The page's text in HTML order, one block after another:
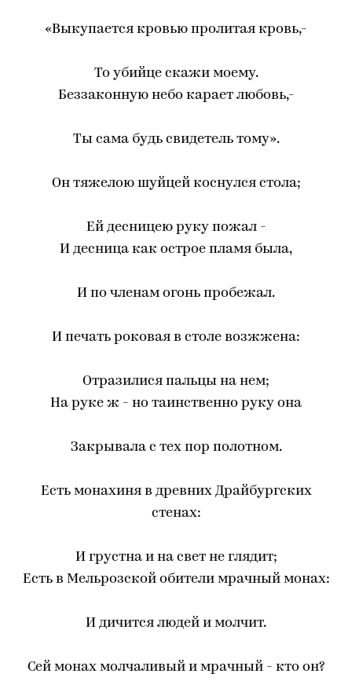
«Выкупается кровью пролитая кровь,-
То убийце скажи моему.
Беззаконную небо карает любовь,-
Ты сама будь свидетель тому».
Он тяжелою шуйцей коснулся стола;
Ей десницею руку пожал -
И десница как острое пламя была,
И по членам огонь пробежал.
И печать роковая в столе возжжена:
Отразилися пальцы на нем;
На руке ж - но таинственно руку она
Закрывала с тех пор полотном.
Есть монахиня в древних Драйбургских
стенах:
И грустна и на свет не глядит;
Есть в Мельрозской обители мрачный монах:
И дичится людей и молчит.
Сей монах молчаливый и мрачный - кто он?